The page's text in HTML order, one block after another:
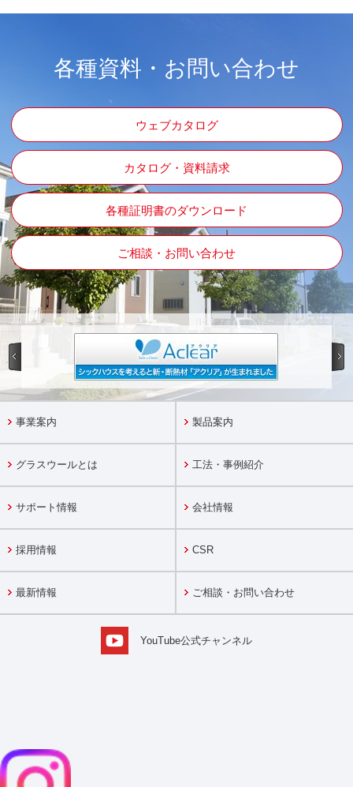
各種資料・お問い合わせ
ウェブカタログ
カタログ・資料請求
各種証明書のダウンロード
ご相談・お問い合わせ
事業案内 製品案内
グラスウールとは 工法・事例紹介
サポート情報 会社情報
採用情報 CSR
最新情報 ご相談・お問い合わせ
YouTube公式チャンネル